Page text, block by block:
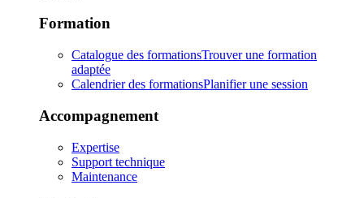
Formation
Catalogue des formationsTrouver une formation
adaptée
Calendrier des formationsPlanifier une session
Accompagnement
Expertise
Support technique
Maintenance